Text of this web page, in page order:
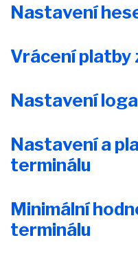
Nastavení
Vrácení platby
Nastavení
Nastavení a
terminálu
Minimální
terminálu